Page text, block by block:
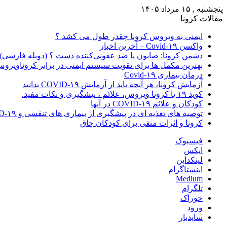
پنجشنبه , ۱۵ مرداد ۱۴۰۵
مقالات کرونا
ایمنی به ویروس کرونا چقدر طول می کشد ؟
واکسن Covid-۱۹ – آخرین اخبار
دشمن کرونا: صابون یا ضد عفونی‌کننده دست ؟ (دوبله فارسی)
بهترین مکمل ها برای تقویت سیستم ایمنی در برابر
درمان بیماری Covid-۱۹
آزمایش کرونا، هر آنچه باید از آزمایش COVID-۱۹ بدانید
کوید ۱۹ یا کرونا ویروس، علائم ، پیشگیری و نکات مفید.
کودکان و علائم COVID-۱۹ در آنها
توصیه های تغذیه ای در پیشگیری از بیماری های تنفسی و COVID-۱۹
کرونا و اثرات منفی برای کودکان چاق
فیسبوک
ایکس
لینکداین
اینستاگرام
Medium
تلگرام
خوراک
ورود
سایدبار